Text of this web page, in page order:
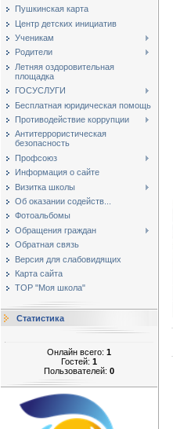
Пушкинская карта
Центр детских инициатив
Ученикам
Родители
Летняя оздоровительная
площадка
ГОСУСЛУГИ
Бесплатная юридическая помощь
Противодействие коррупции
Антитеррористическая
безопасность
Профсоюз
Информация о сайте
Визитка школы
Об оказании содейств...
Фотоальбомы
Обращения граждан
Обратная связь
Версия для слабовидящих
Карта сайта
ТОР "Моя школа"
Статистика
Онлайн всего: 1
Гостей: 1
Пользователей: 0